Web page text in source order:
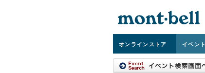
オンラインストア イベント